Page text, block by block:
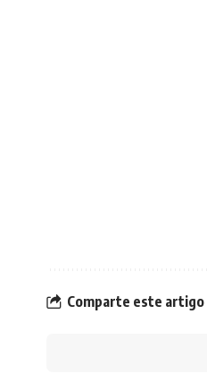
Comparte este artigo